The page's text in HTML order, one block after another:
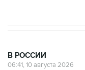
В РОССИИ
06:41, 10 августа 2026